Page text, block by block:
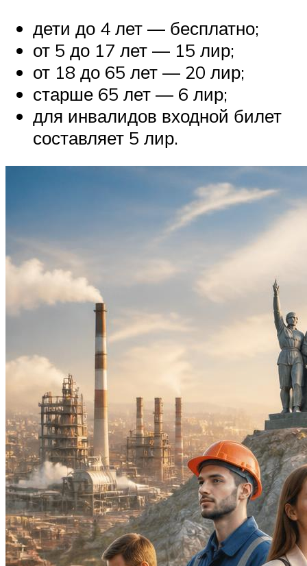
дети до 4 лет — бесплатно;
от 5 до 17 лет — 15 лир;
от 18 до 65 лет — 20 лир;
старше 65 лет — 6 лир;
для инвалидов входной билет
составляет 5 лир.